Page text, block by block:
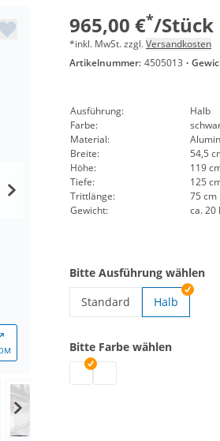
965,00 €*/Stück
*inkl. MwSt. zzgl.Versandkosten
Artikelnummer: 4505013 ·
Ausführung:
Halb
Farbe:
Material:
Breite:
54,5
Höhe:
119
Tiefe:
125
Trittlänge:
75 cm
Gewicht:
ca. 20
Bitte Ausführung wählen
Standard
Halb
Bitte Farbe wählen
Bühnenbarrikade Standard
Bühnenbarrikade